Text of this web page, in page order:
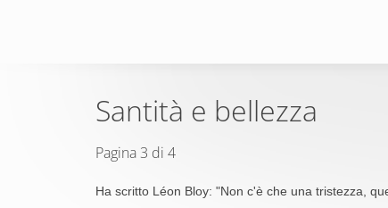
Santità e bellezza
Pagina 3 di 4
Ha scritto Léon Bloy: "Non c'è che una tristezza,